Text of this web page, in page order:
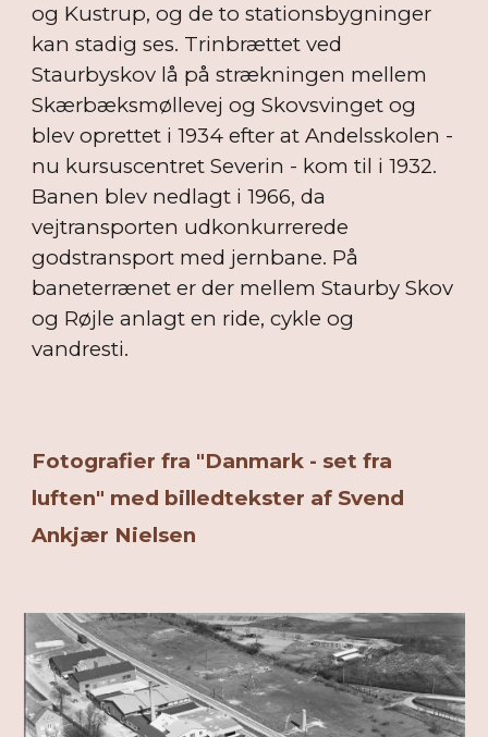
og Kustrup, og de to stationsbygninger
kan stadig ses. Trinbrættet ved
Staurbyskov lå på strækningen mellem
Skærbæksmøllevej og Skovsvinget og
blev oprettet i 1934 efter at Andelsskolen -
nu kursuscentret Severin - kom til i 1932.
Banen blev nedlagt i 1966, da
vejtransporten udkonkurrerede
godstransport med jernbane. På
baneterrænet er der mellem Staurby Skov
og Røjle anlagt en ride, cykle og
vandresti.
Fotografier fra "Danmark - set fra
luften" med billedtekster af Svend
Ankjær Nielsen